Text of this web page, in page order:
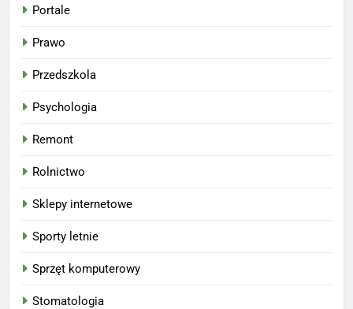
Portale
Prawo
Przedszkola
Psychologia
Remont
Rolnictwo
Sklepy internetowe
Sporty letnie
Sprzęt komputerowy
Stomatologia